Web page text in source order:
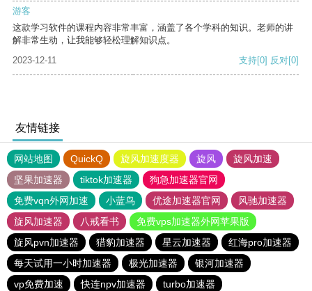
游客
这款学习软件的课程内容非常丰富，涵盖了各个学科的知识。老师的讲
解非常生动，让我能够轻松理解知识点。
2023-12-11
支持[0] 反对[0]
友情链接
网站地图 QuickQ 旋风加速度器 旋风
旋风加速
坚果加速器
tiktok加速器
狗急加速器官网
免费vqn外网加速
小蓝鸟 优途加速器官网
风驰加速器
旋风加速器
八戒看书
免费vps加速器外网苹果版
旋风pvn加速器
猎豹加速器 星云加速器
红海pro加速器
每天试用一小时加速器
极光加速器
银河加速器
vp免费加速
快连npv加速器 turbo加速器